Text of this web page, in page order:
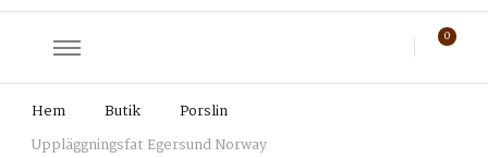
0
Hem Butik
Porslin
Uppläggningsfat Egersund Norway